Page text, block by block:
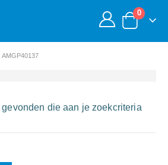
0
AMGP40137
die aan je zoekcriteria